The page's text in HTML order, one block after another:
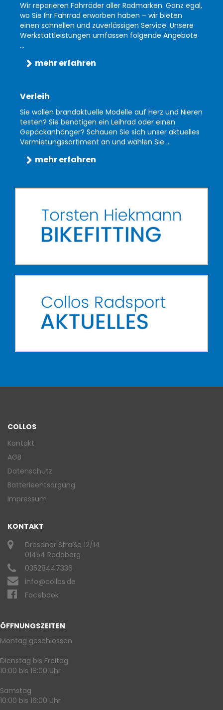
Wir reparieren Fahrräder aller Radmarken. Ganz egal,
wo Sie Ihr Fahrrad erworben haben – wir bieten
einen schnellen und zuverlässigen Service. Unsere
Werkstattleistungen umfassen folgende Angebote
...
mehr erfahren
Verleih
Sie wollen brandaktuelle Modelle auf Herz und Nieren
testen? Sie benötigen ein Leihrad oder einen
Gepäckanhänger? Schauen Sie sich unser aktuelles
Vermietungssortiment an und wählen Sie ...
mehr erfahren
COLLOS
Kontakt
AGB
Datenschutz
Batterieentsorgung
Impressum
KONTAKT
Dresdner Straße 12/14
01454 Radeberg
03528447336
info@collos.de
Facebook
ÖFFNUNGSZEITEN
Montag geschlossen
Dienstag bis Freitag
10:00 bis 18:00 Uhr
Samstag
10:00 bis 16:00 Uhr